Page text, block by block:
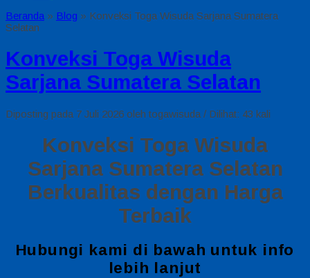
Beranda » Blog » Konveksi Toga Wisuda Sarjana Sumatera
Selatan
Konveksi Toga Wisuda
Sarjana Sumatera Selatan
Diposting pada 7 Juli 2026 oleh togawisuda / Dilihat: 43 kali
Konveksi Toga Wisuda
Sarjana Sumatera Selatan
Berkualitas dengan Harga
Terbaik
Hubungi kami di bawah untuk info
lebih lanjut